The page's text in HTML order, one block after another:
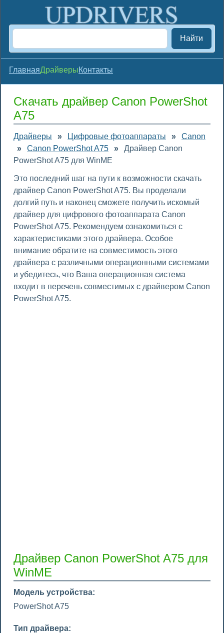
Найти
ГлавнаяДрайверыКонтакты
Скачать драйвер Canon PowerShot
A75
Драйверы » Цифровые фотоаппараты »
Canon
»
Canon PowerShot A75 »
Драйвер Canon
PowerShot A75 для WinME
Это последний шаг на пути к возможности скачать
драйвер Canon PowerShot A75. Вы проделали
долгий путь и наконец сможете получить искомый
драйвер для цифрового фотоаппарата Canon
PowerShot A75. Рекомендуем ознакомиться с
характеристиками этого драйвера. Особое
внимание обратите на совместимость этого
драйвера с различными операционными системами
и убедитесь, что Ваша операционная система
входит в перечень совместимых с драйвером Canon
PowerShot A75.
Драйвер Canon PowerShot A75 для
WinME
Модель устройства:
PowerShot A75
Тип драйвера: